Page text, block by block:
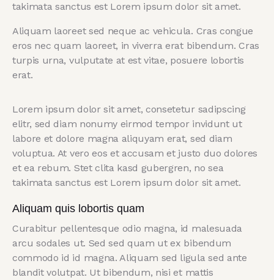
takimata sanctus est Lorem ipsum dolor sit amet.
Aliquam laoreet sed neque ac vehicula. Cras congue
eros nec quam laoreet, in viverra erat bibendum. Cras
turpis urna, vulputate at est vitae, posuere lobortis
erat.
Lorem ipsum dolor sit amet, consetetur sadipscing
elitr, sed diam nonumy eirmod tempor invidunt ut
labore et dolore magna aliquyam erat, sed diam
voluptua. At vero eos et accusam et justo duo dolores
et ea rebum. Stet clita kasd gubergren, no sea
takimata sanctus est Lorem ipsum dolor sit amet.
Aliquam quis lobortis quam
Curabitur pellentesque odio magna, id malesuada
arcu sodales ut. Sed sed quam ut ex bibendum
commodo id id magna. Aliquam sed ligula sed ante
blandit volutpat. Ut bibendum, nisi et mattis